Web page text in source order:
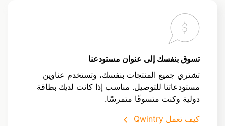
تسوق بنفسك إلى عنوان مستودعنا
تشتري جميع المنتجات بنفسك، وتستخدم عناوين
مستودعاتنا للتوصيل. مناسب إذا كانت لديك بطاقة
دولية وكنت متسوقًا متمرسًا.
كيف تعمل Qwintry